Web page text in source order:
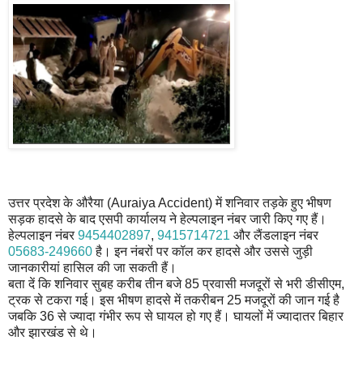
उत्तर प्रदेश के औरैया (Auraiya Accident) में शनिवार तड़के हुए भीषण
सड़क हादसे के बाद एसपी कार्यालय ने हेल्पलाइन नंबर जारी किए गए हैं।
हेल्पलाइन नंबर 9454402897, 9415714721 और लैंडलाइन नंबर
05683-249660है। इन नंबरों पर कॉल कर हादसे और उससे जुड़ी
जानकारीयां हासिल की जा सकती हैं।
बता दें कि शनिवार सुबह करीब तीन बजे 85 प्रवासी मजदूरों से भरी डीसीएम,
ट्रक से टकरा गई। इस भीषण हादसे में तकरीबन 25 मजदूरों की जान गई है
जबकि 36 से ज्यादा गंभीर रूप से घायल हो गए हैं। घायलों में ज्यादातर बिहार
और झारखंड से थे।